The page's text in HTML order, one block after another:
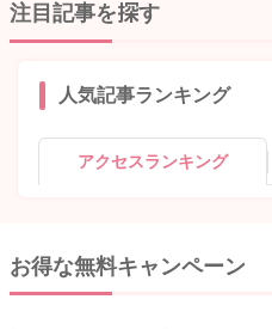
注目記事を探す
人気記事ランキング
アクセスランキング
お得な無料キャンペーン